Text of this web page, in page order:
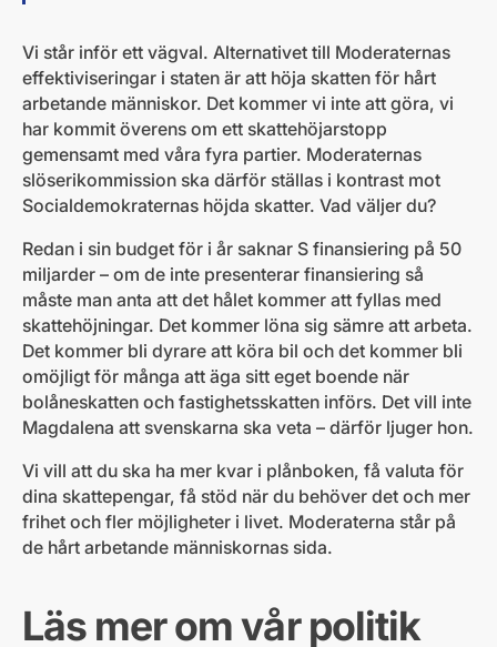
Vi står inför ett vägval. Alternativet till Moderaternas
effektiviseringar i staten är att höja skatten för hårt
arbetande människor. Det kommer vi inte att göra, vi
har kommit överens om ett skattehöjarstopp
gemensamt med våra fyra partier. Moderaternas
slöserikommission ska därför ställas i kontrast mot
Socialdemokraternas höjda skatter. Vad väljer du?
Redan i sin budget för i år saknar S finansiering på 50
miljarder – om de inte presenterar finansiering så
måste man anta att det hålet kommer att fyllas med
skattehöjningar. Det kommer löna sig sämre att arbeta.
Det kommer bli dyrare att köra bil och det kommer bli
omöjligt för många att äga sitt eget boende när
bolåneskatten och fastighetsskatten införs. Det vill inte
Magdalena att svenskarna ska veta – därför ljuger hon.
Vi vill att du ska ha mer kvar i plånboken, få valuta för
dina skattepengar, få stöd när du behöver det och mer
frihet och fler möjligheter i livet. Moderaterna står på
de hårt arbetande människornas sida.
Läs mer om vår politik